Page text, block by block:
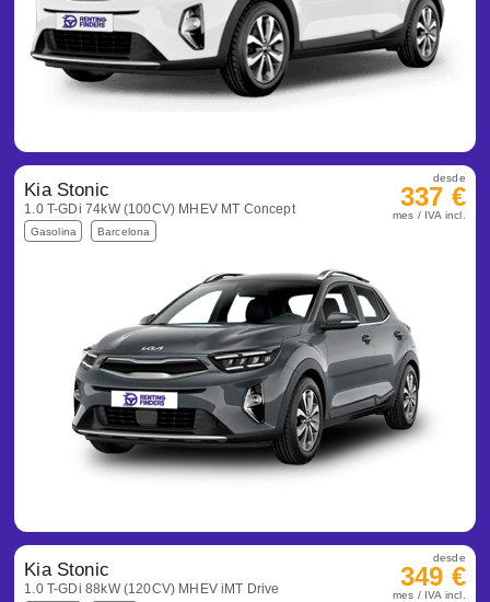
Kia Stonic
1.0 T-GDi 74kW (100CV) MHEV MT Concept
Gasolina Barcelona
desde
337 €
mes / IVA incl.
Kia Stonic
1.0 T-GDi 88kW (120CV) MHEV iMT Drive
desde
349 €
mes / IVA incl.